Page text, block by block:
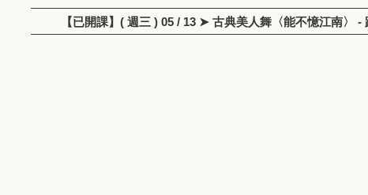
【已開課】( 週三 ) 05 / 13 ➤ 古典美人舞〈能不憶江南〉